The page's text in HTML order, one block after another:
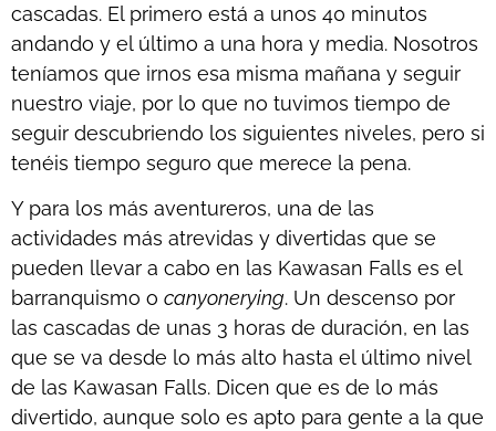
cascadas. El primero está a unos 40 minutos
andando y el último a una hora y media. Nosotros
teníamos que irnos esa misma mañana y seguir
nuestro viaje, por lo que no tuvimos tiempo de
seguir descubriendo los siguientes niveles, pero si
tenéis tiempo seguro que merece la pena.
Y para los más aventureros, una de las
actividades más atrevidas y divertidas que se
pueden llevar a cabo en las Kawasan Falls es el
barranquismo o canyonerying. Un descenso por
las cascadas de unas 3 horas de duración, en las
que se va desde lo más alto hasta el último nivel
de las Kawasan Falls. Dicen que es de lo más
divertido, aunque solo es apto para gente a la que